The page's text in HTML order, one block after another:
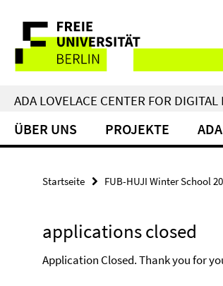
direkt
Inhalt
Service-
Navigation
ADA LOVELACE CENTER FOR
ÜBER UNS PROJEKTE
Startseite FUB-HUJI Winter School
applications closed
Application Closed. Thank you for